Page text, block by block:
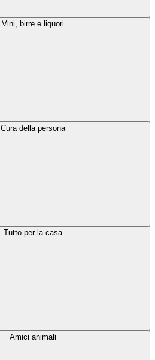
Vini, birre e liquori
Cura della persona
Tutto per la casa
Amici animali